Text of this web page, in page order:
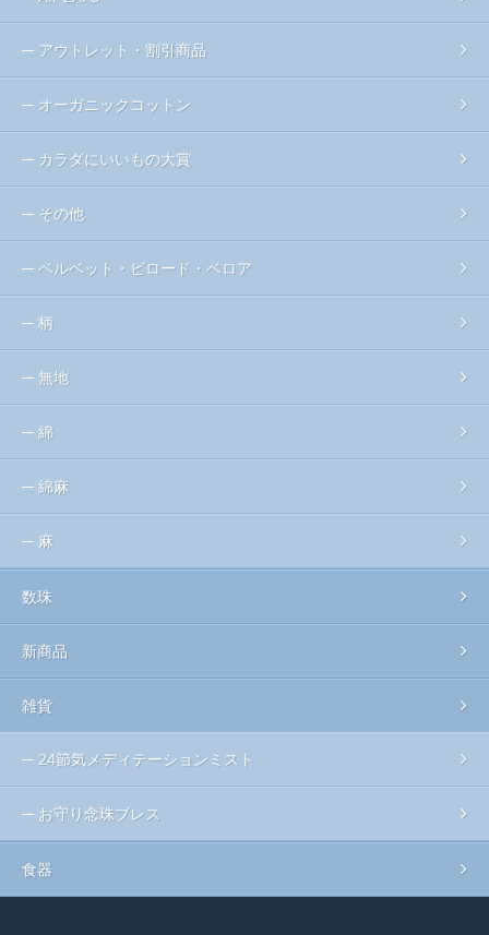
アウトレット・割引商品
オーガニックコットン
カラダにいいもの大賞
その他
ベルベット・ビロード・ベロア
柄
無地
綿
綿麻
麻
数珠
新商品
雑貨
24節気メディテーションミスト
お守り念珠ブレス
食器